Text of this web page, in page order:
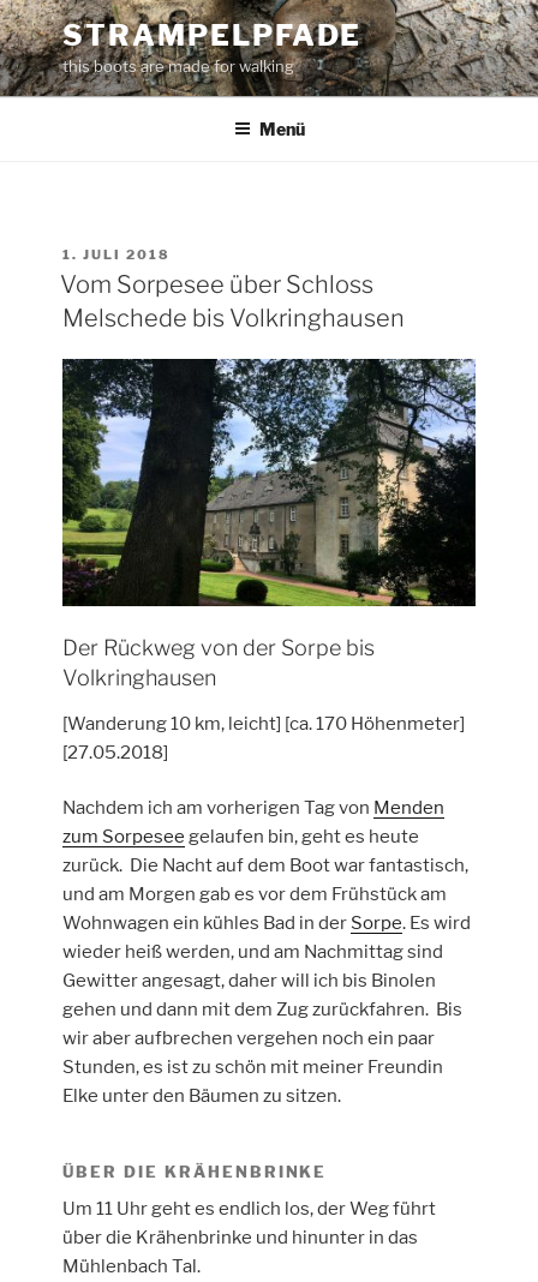
Zum
Inhalt
springen
STRAMPELPFADE
this boots are made for walking
Menü
VERÖFFENTLICHT
AM
1. JULI 2018
Vom Sorpesee über Schloss
Melschede bis Volkringhausen
Der Rückweg von der Sorpe bis
Volkringhausen
[Wanderung 10 km, leicht] [ca. 170 Höhenmeter]
[27.05.2018]
Nachdem ich am vorherigen Tag von Menden
zum Sorpesee gelaufen bin, geht es heute
zurück. Die Nacht auf dem Boot war fantastisch,
und am Morgen gab es vor dem Frühstück am
Wohnwagen ein kühles Bad in der Sorpe. Es wird
wieder heiß werden, und am Nachmittag sind
Gewitter angesagt, daher will ich bis Binolen
gehen und dann mit dem Zug zurückfahren. Bis
wir aber aufbrechen vergehen noch ein paar
Stunden, es ist zu schön mit meiner Freundin
Elke unter den Bäumen zu sitzen.
ÜBER DIE KRÄHENBRINKE
Um 11 Uhr geht es endlich los, der Weg führt
über die Krähenbrinke und hinunter in das
Mühlenbach Tal.